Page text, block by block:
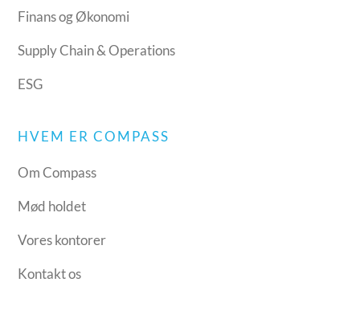
Finans og Økonomi
Supply Chain & Operations
ESG
HVEM ER COMPASS
Om Compass
Mød holdet
Vores kontorer
Kontakt os